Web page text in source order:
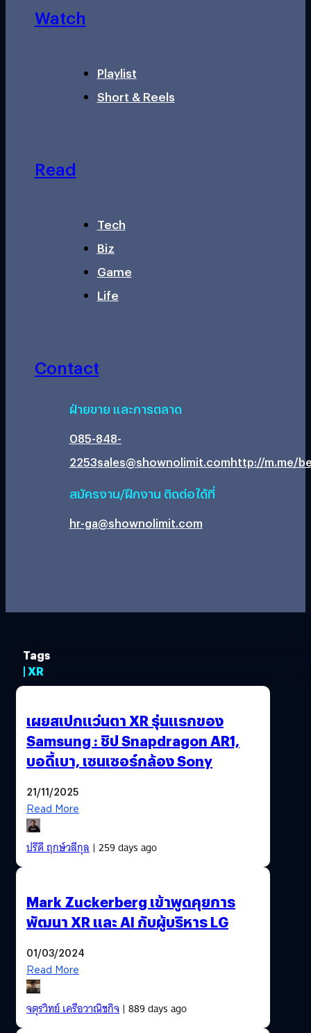
Watch
Playlist
Short & Reels
Read
Tech
Biz
Game
Life
Contact
ฝ่ายขาย และการตลาด
085-848-
2253sales@shownolimit.comhttp://m.me/
สมัครงาน/ฝึกงาน ติดต่อได้ที่
hr-ga@shownolimit.com
Tags
| XR
เผยสเปกแว่นตา XR รุ่นแรกของ
Samsung : ชิป Snapdragon AR1,
บอดี้เบา, เซนเซอร์กล้อง Sony
21/11/2025
Read More
ปรีดี ฤกษ์วลีกุล| 259 days ago
Mark Zuckerberg เข้าพูดคุยการ
พัฒนา XR และ AI กับผู้บริหาร LG
01/03/2024
Read More
จตุรวิทย์ เครือวาณิชกิจ| 889 days ago